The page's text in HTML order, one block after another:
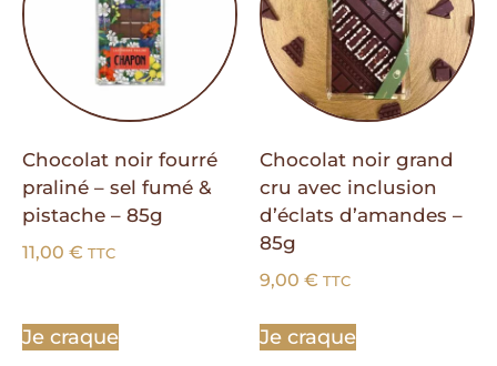
Chocolat noir fourré
praliné – sel fumé &
pistache – 85g
11,00 € TTC
Je craque
Chocolat noir grand
cru avec inclusion
d’éclats d’amandes –
85g
9,00 € TTC
Je craque